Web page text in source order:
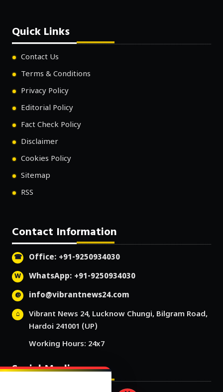
Quick Links
Contact Us
Terms & Conditions
Privacy Policy
Editorial Policy
Fact Check Policy
Disclaimer
Cookies Policy
Sitemap
RSS
Contact Information
Office: +91-9250934030
WhatsApp: +91-9250934030
info@vibrantnews24.com
Vibrant News 24, Lucknow Chungi, Bilgram Road,
Hardoi 241001 (UP)
Working Hours: 24x7
Social Media